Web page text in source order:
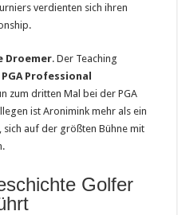
verdienten sich ihren
Droemer. Der Teaching
PGA Professional
zum dritten Mal bei der PGA
ist Aronimink mehr als ein
sich auf der größten Bühne mit
Golfer